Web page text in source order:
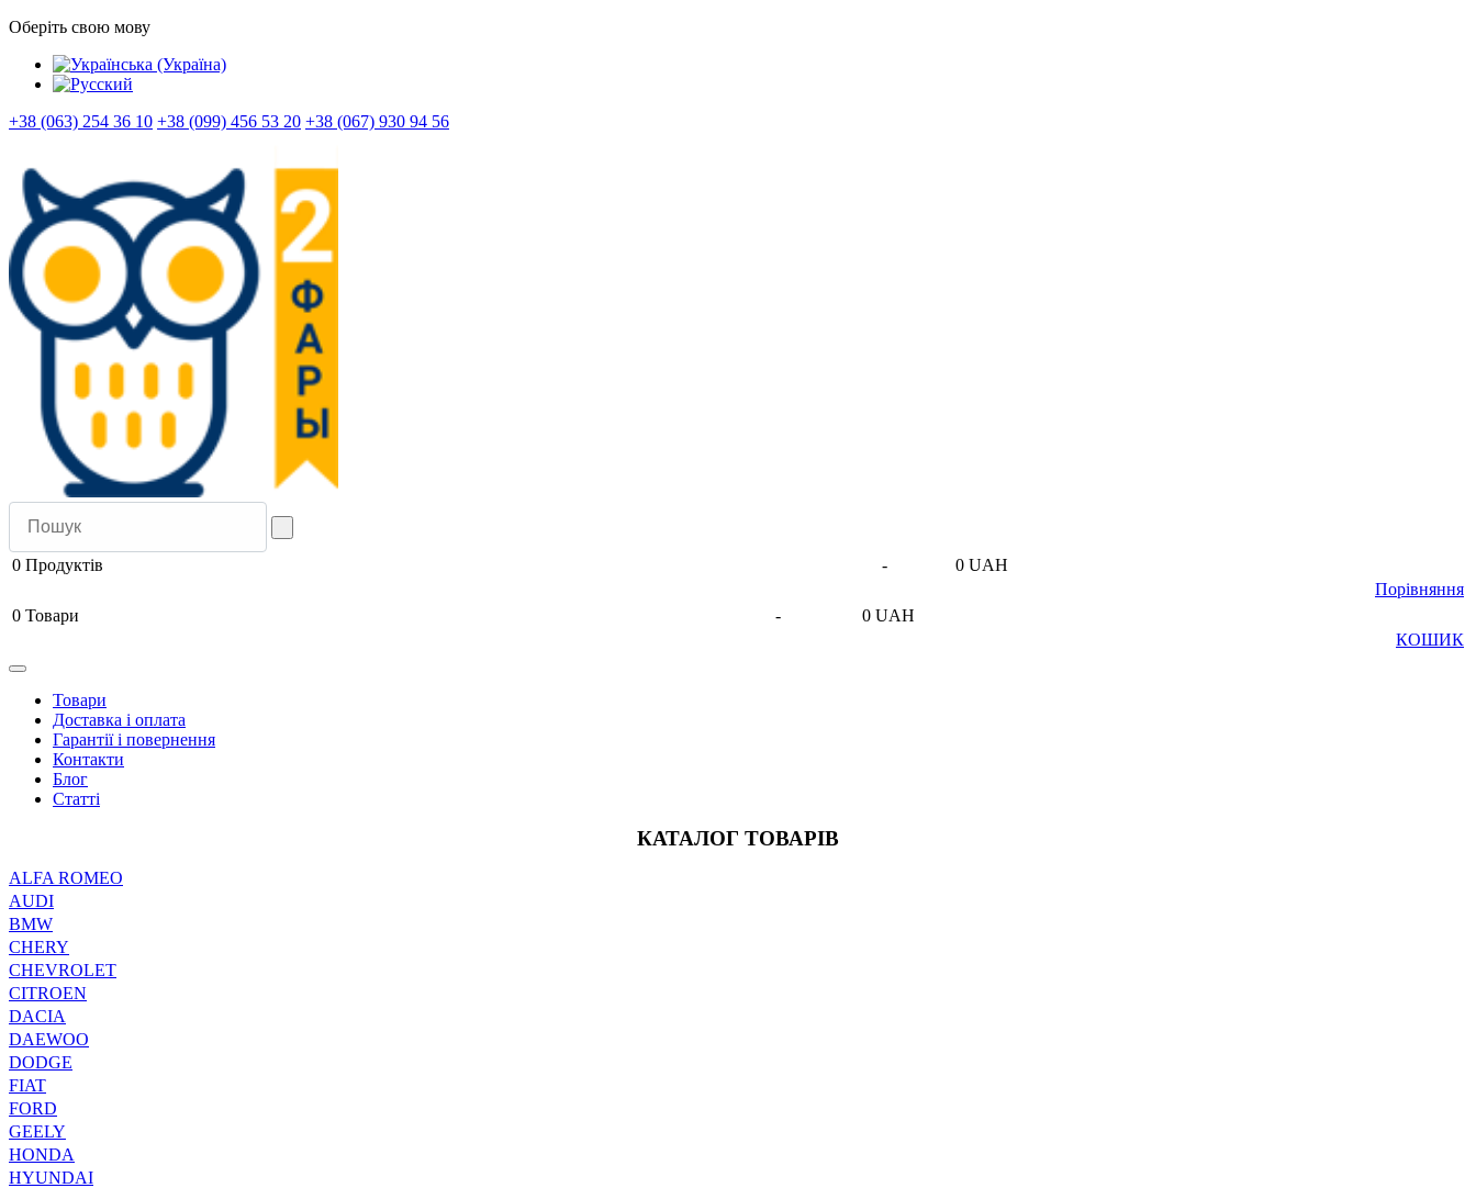
Оберіть свою мову
+38 (063) 254 36 10 +38 (099) 456 53 20 +38 (067) 930 94 56
0 Продуктів -
0 UAH
Порівняння
0 Товари -
0 UAH
КОШИК
Товари
Доставка і оплата
Гарантії і повернення
Контакти
Блог
Статті
КАТАЛОГ ТОВАРІВ
ALFA ROMEO
AUDI
BMW
CHERY
CHEVROLET
CITROEN
DACIA
DAEWOO
DODGE
FIAT
FORD
GEELY
HONDA
HYUNDAI